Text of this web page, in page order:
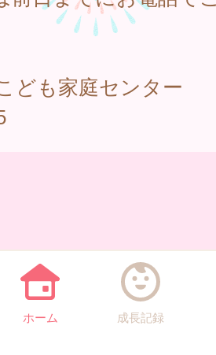
ども家庭センター
ホーム 成長記録